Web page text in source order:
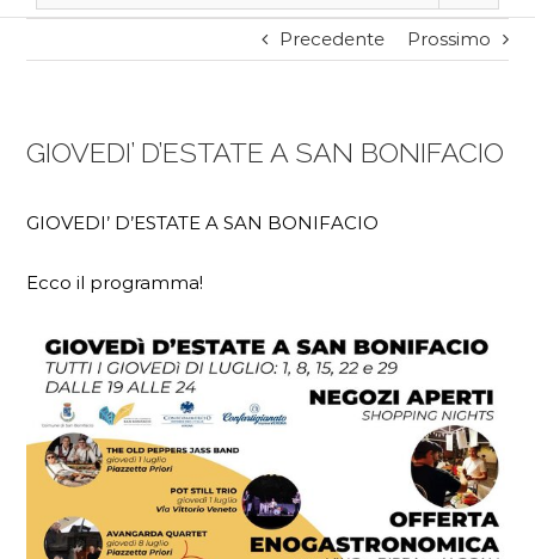
Precedente Prossimo
GIOVEDI’ D’ESTATE A SAN BONIFACIO
GIOVEDI’ D’ESTATE A SAN BONIFACIO
Ecco il programma!